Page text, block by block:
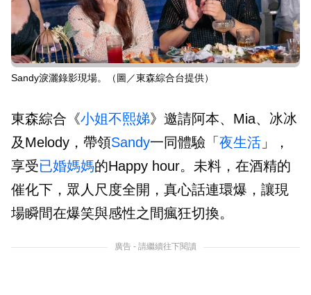
Sandy淚灑錄影現場。（圖／東森綜合台提供）
東森綜合《小姐不熙娣》邀請阿本、Mia、冰冰
及Melody，帶領Sandy一同體驗「 夜生活 」，
享受已婚媽媽的Happy hour。未料，在酒精的
催化下，眾人尺度全開，真心話連環爆，讓現
場瞬間在爆笑與感性之間瘋狂切換。
廣告 - 請繼續往下閱讀